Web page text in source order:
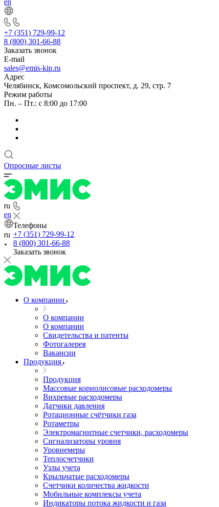
en
+7 (351) 729-99-12
8 (800) 301-66-88
Заказать звонок
E-mail
sales@emis-kip.ru
Адрес
Челябинск, Комсомольский проспект, д. 29, стр. 7
Режим работы
Пн. – Пт.: с 8:00 до 17:00
Опросные листы
ru
en
ru
Телефоны
+7 (351) 729-99-12
8 (800) 301-66-88
Заказать звонок
О компании
О компании
О компании
Свидетельства и патенты
Фотогалерея
Вакансии
Продукция
Продукция
Массовые кориолисовые расходомеры
Вихревые расходомеры
Датчики давления
Ротационные счётчики газа
Ротаметры
Электромагнитные счетчики, расходомеры
Сигнализаторы уровня
Уровнемеры
Теплосчетчики
Узлы учета
Крыльчатые расходомеры
Счетчики количества жидкости
Мобильные комплексы учета
Индикаторы потока жидкости и газа